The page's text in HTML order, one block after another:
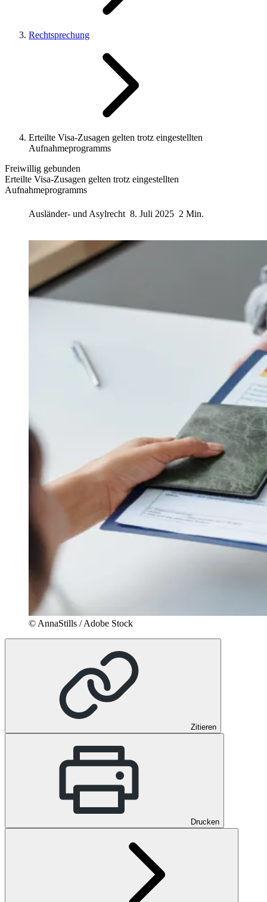
Rechtsprechung
Erteilte Visa-Zusagen gelten trotz eingestellten
Aufnahmeprogramms
Freiwillig gebunden
Erteilte Visa-Zusagen gelten trotz eingestellten
Aufnahmeprogramms
Ausländer- und Asylrecht 8. Juli 2025 2 Min.
© AnnaStills / Adobe Stock
Zitieren
Drucken